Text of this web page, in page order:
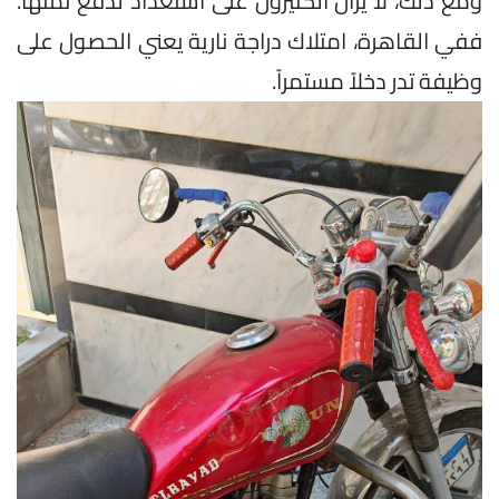
ففي القاهرة، امتلاك دراجة نارية يعني الحصول على
وظيفة تدر دخلاً مستمراً.